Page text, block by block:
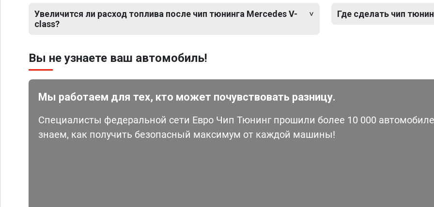
Увеличится ли расход топлива после чип тюнинга Mercedes V-
class?
Где сделать чип
Вы не узнаете ваш автомобиль!
Мы работаем для тех, кто может почувствовать разницу.
Специалисты федеральной сети Евро Чип Тюнинг прошили более 10 000
знаем, как получить безопасный максимум от каждой машины!